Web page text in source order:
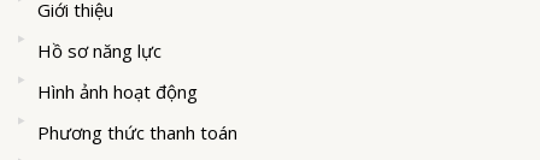
Giới thiệu
Hồ sơ năng lực
Hình ảnh hoạt động
Phương thức thanh toán